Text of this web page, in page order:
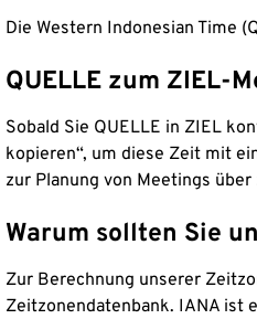
Die Western Indonesian Time
QUELLE zum ZIEL-
Sobald Sie QUELLE in ZIEL
kopieren“, um diese Zeit mit
zur Planung von Meetings
Warum sollten Sie
Zur Berechnung unserer
Zeitzonendatenbank. IANA ist